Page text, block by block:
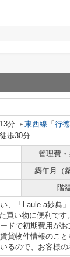
分 東西線 「 行徳
歩30分
管理費
築年月（
階
、「Laule a妙典
買い物に便利で
ドで初期費用が
貸物件情報のこ
るので、お客様